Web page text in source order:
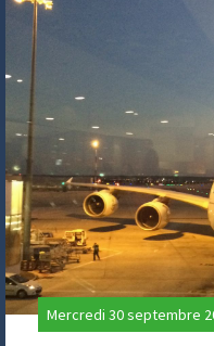
Mercredi 30 septembre